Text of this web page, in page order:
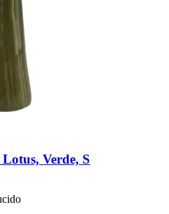
Lotus, Verde, S